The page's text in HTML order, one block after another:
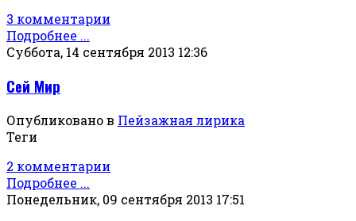
3 комментарии
Подробнее ...
Суббота, 14 сентября 2013 12:36
Сей Мир
Опубликовано в Пейзажная лирика
Теги
2 комментарии
Подробнее ...
Понедельник, 09 сентября 2013 17:51